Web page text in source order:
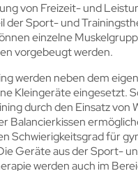
von Freizeit- und
der Sport- und
einzelne
vorgebeugt werden.
werden neben dem
Kleingeräte eingesetzt.
durch den Einsatz von
Balancierkissen
Schwierigkeitsgrad für
Geräte aus der Sport-
werden auch im